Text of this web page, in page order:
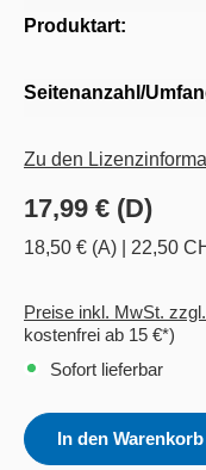
Produktart:
Seitenanzahl/
Zu den
17,99 € (D)
18,50 € (A) 22,50
Preise inkl. MwSt.
kostenfrei ab 15 €*)
Sofort lieferbar
In den Warenkorb